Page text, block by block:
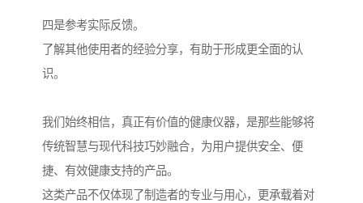
四是参考实际反馈。
了解其他使用者的经验分享，有助于形成更全面的认
识。
我们始终相信，真正有价值的健康仪器，是那些能够将
传统智慧与现代科技巧妙融合，为用户提供安全、便
捷、有效健康支持的产品。
这类产品不仅体现了制造者的专业与用心，更承载着对